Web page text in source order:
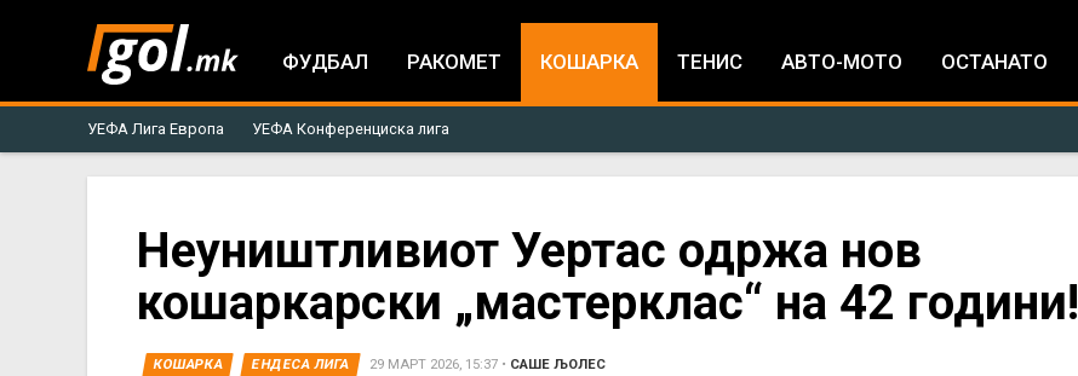
ФУДБАЛ РАКОМЕТ КОШАРКА ТЕНИС АВТО-МОТО ОСТАНАТО
УЕФА Лига Европа УЕФА Конференциска лига
here
Неуништливиот Уертас одржа нов
кошаркарски „мастерклас“ на 42 години!
КОШАРКА ЕНДЕСА ЛИГА 29 МАРТ 2026, 15:37• САШЕ ЉОЛЕС